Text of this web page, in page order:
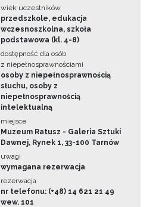
wiek uczestników
przedszkole, edukacja
wczesnoszkolna, szkoła
podstawowa (kl. 4-8)
dostępność dla osób
z niepełnosprawnościami
osoby z niepełnosprawnością
słuchu, osoby z
niepełnosprawnością
intelektualną
miejsce
Muzeum Ratusz - Galeria Sztuki
Dawnej, Rynek 1, 33-100 Tarnów
uwagi
wymagana rezerwacja
rezerwacja
nr telefonu: (+48) 14 621 21 49
wew. 101